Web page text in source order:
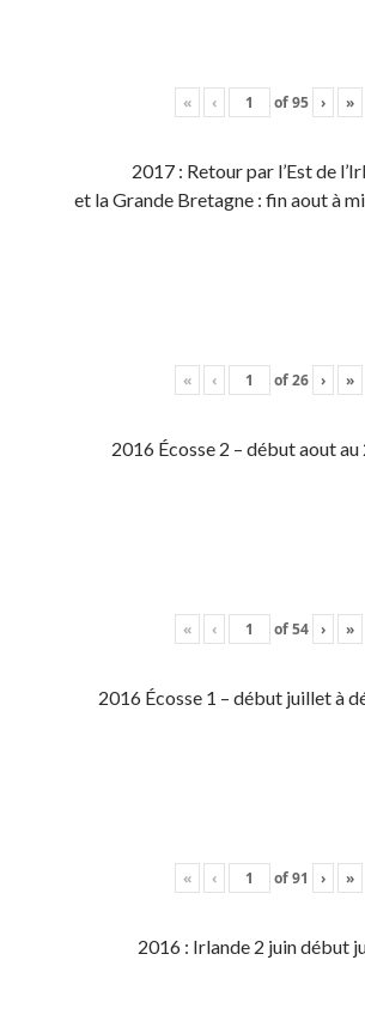
« ‹ of95 › »
2017 : Retour par l’Est de
et la Grande Bretagne : fin aout à
« ‹ of26 › »
2016 Écosse 2 – début aout
« ‹ of54 › »
2016 Écosse 1 – début juillet à
« ‹ of91 › »
2016 : Irlande 2 juin début